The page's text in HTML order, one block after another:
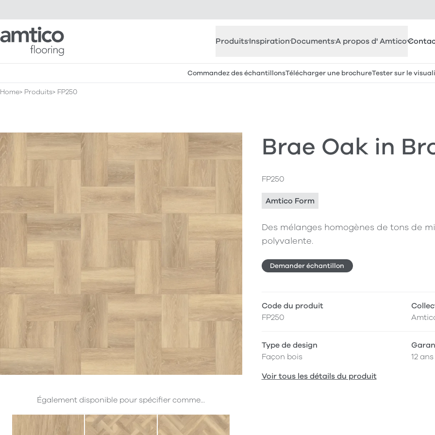
Amtico Flooring
ProduitsInspirationDocumentsA propos d' Amtico
Commandez des échantillonsTélécharger une brochureTester sur le
Home Produits FP250
Brae Oak in
FP250
Amtico Form
Des mélanges homogènes de tons de
polyvalente.
Demander échantillon
Également disponible pour spécifier comme...
Code du produit
FP250
Type de design
Façon bois
12 ans
Voir tous les détails du produit